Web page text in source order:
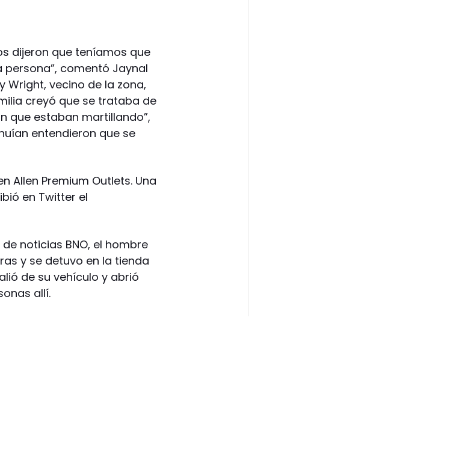
dijeron que teníamos que
comentó Jaynal
Wright, vecino de la zona,
creyó que se trataba de
que estaban martillando”,
entendieron que se
Allen Premium Outlets. Una
en Twitter el
noticias BNO, el hombre
y se detuvo en la tienda
de su vehículo y abrió
allí.